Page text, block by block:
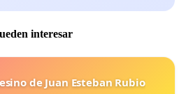
interesar
de Juan Esteban Rubio